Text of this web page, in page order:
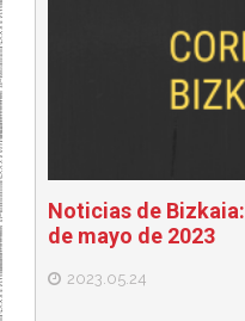
Noticias de
de mayo de 2023
2023.05.24